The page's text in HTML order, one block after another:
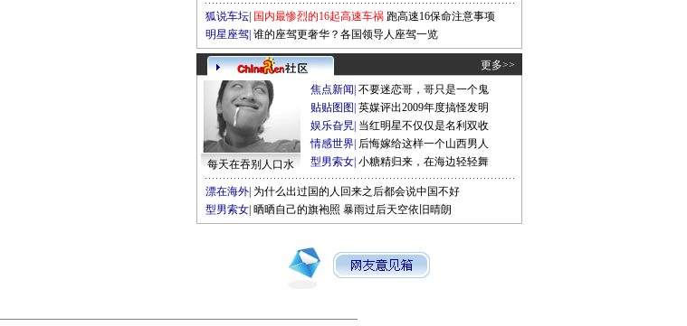
狐说车坛 国内最惨烈的16起高速车祸 跑高速16保命注意事项
明星座驾 谁的座驾更奢华？各国领导人座驾一览
更多>>
每天在吞别人口水
焦点新闻 不要迷恋哥，哥只是一个鬼
贴贴图图 英媒评出2009年度搞怪发明
娱乐旮旯 当红明星不仅仅是名利双收
情感世界 后悔嫁给这样一个山西男人
型男索女 小糖精归来，在海边轻轻舞
漂在海外 为什么出过国的人回来之后都会说中国不好
型男索女 晒晒自己的旗袍照 暴雨过后天空依旧晴朗